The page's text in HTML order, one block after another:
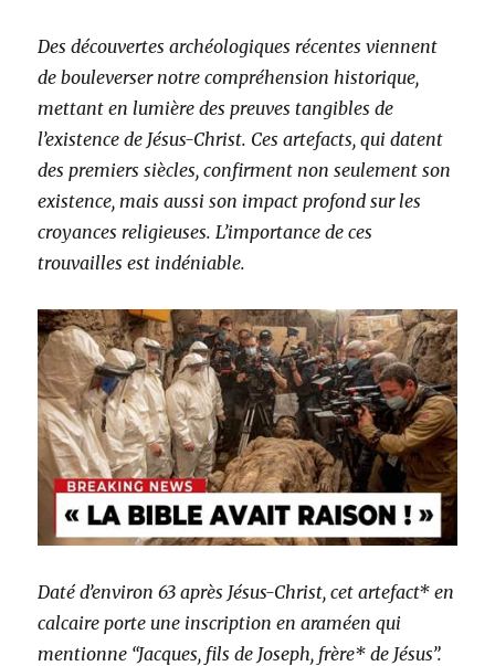
Des découvertes archéologiques récentes viennent
de bouleverser notre compréhension historique,
mettant en lumière des preuves tangibles de
l’existence de Jésus-Christ. Ces artefacts, qui datent
des premiers siècles, confirment non seulement son
existence, mais aussi son impact profond sur les
croyances religieuses. L’importance de ces
trouvailles est indéniable.
Daté d’environ 63 après Jésus-Christ, cet artefact* en
calcaire porte une inscription en araméen qui
mentionne “Jacques, fils de Joseph, frère* de Jésus”.